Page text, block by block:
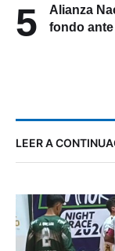
5
Alianza
fondo
LEER A